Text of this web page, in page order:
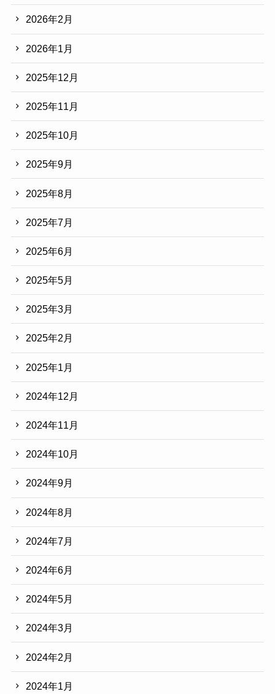
2026年2月
2026年1月
2025年12月
2025年11月
2025年10月
2025年9月
2025年8月
2025年7月
2025年6月
2025年5月
2025年3月
2025年2月
2025年1月
2024年12月
2024年11月
2024年10月
2024年9月
2024年8月
2024年7月
2024年6月
2024年5月
2024年3月
2024年2月
2024年1月